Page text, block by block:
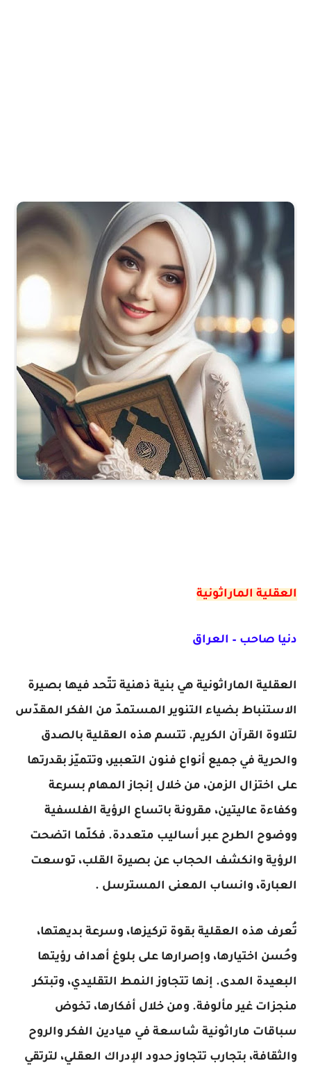
العقلية الماراثونية
دنيا صاحب – العراق
العقلية الماراثونية هي بنية ذهنية تتّحد فيها بصيرة
الاستنباط بضياء التنوير المستمدّ من الفكر المقدّس
لتلاوة القرآن الكريم. تتسم هذه العقلية بالصدق
والحرية في جميع أنواع فنون التعبير، وتتميّز بقدرتها
على اختزال الزمن، من خلال إنجاز المهام بسرعة
وكفاءة عاليتين، مقرونة باتساع الرؤية الفلسفية
ووضوح الطرح عبر أساليب متعددة. فكلّما اتضحت
الرؤية وانكشف الحجاب عن بصيرة القلب، توسعت
العبارة، وانساب المعنى المسترسل .
تُعرف هذه العقلية بقوة تركيزها، وسرعة بديهتها،
وحُسن اختيارها، وإصرارها على بلوغ أهداف رؤيتها
البعيدة المدى. إنها تتجاوز النمط التقليدي، وتبتكر
منجزات غير مألوفة. ومن خلال أفكارها، تخوض
سباقات ماراثونية شاسعة في ميادين الفكر والروح
والثقافة، بتجارب تتجاوز حدود الإدراك العقلي، لترتقي